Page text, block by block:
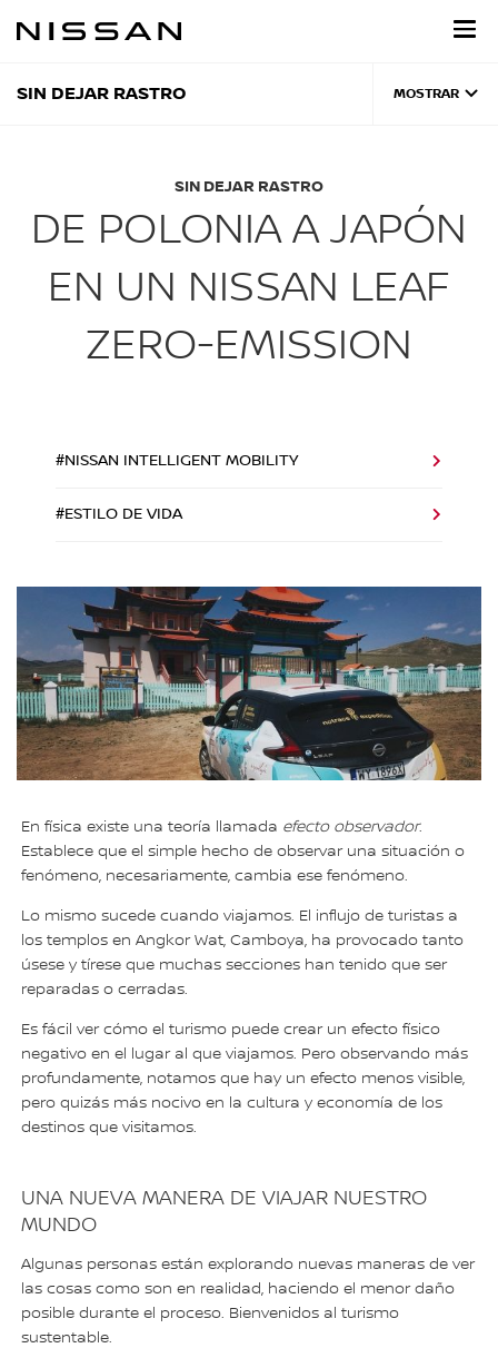
SIN DEJAR RASTRO MOSTRAR
SIN DEJAR RASTRO
DE POLONIA A JAPÓN
EN UN NISSAN LEAF
ZERO-EMISSION
#NISSAN INTELLIGENT MOBILITY
#ESTILO DE VIDA
En física existe una teoría llamada efecto observador.
Establece que el simple hecho de observar una situación o
fenómeno, necesariamente, cambia ese fenómeno.
Lo mismo sucede cuando viajamos. El influjo de turistas a
los templos en Angkor Wat, Camboya, ha provocado tanto
úsese y tírese que muchas secciones han tenido que ser
reparadas o cerradas.
Es fácil ver cómo el turismo puede crear un efecto físico
negativo en el lugar al que viajamos. Pero observando más
profundamente, notamos que hay un efecto menos visible,
pero quizás más nocivo en la cultura y economía de los
destinos que visitamos.
UNA NUEVA MANERA DE VIAJAR NUESTRO
MUNDO
Algunas personas están explorando nuevas maneras de ver
las cosas como son en realidad, haciendo el menor daño
posible durante el proceso. Bienvenidos al turismo
sustentable.